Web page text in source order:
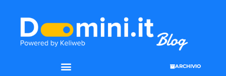
ARCHIVIO